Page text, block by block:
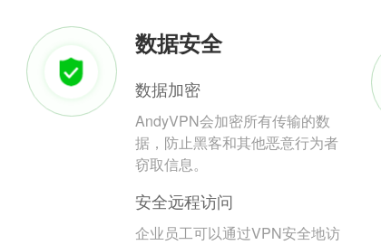
数据安全
数据加密
AndyVPN会加密所有传输的数
据，防止黑客和其他恶意行为者
窃取信息。
安全远程访问
企业员工可以通过VPN安全地访